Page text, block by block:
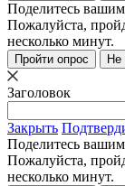
Поделитесь
Пожалуйста,
несколько минут.
Пройти опрос Не
Заголовок
Закрыть
Поделитесь
Пожалуйста,
несколько минут.